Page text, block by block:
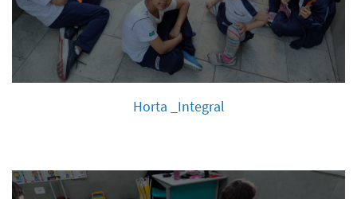
Horta _Integral